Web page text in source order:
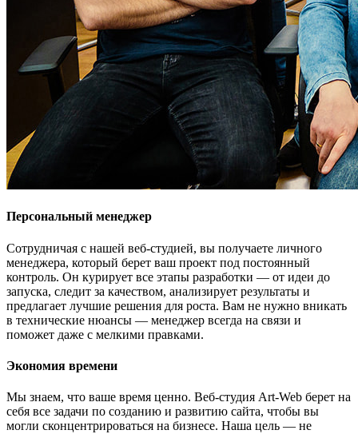
Персональный менеджер
Сотрудничая с нашей веб-студией, вы получаете личного
менеджера, который берет ваш проект под постоянный
контроль. Он курирует все этапы разработки — от идеи до
запуска, следит за качеством, анализирует результаты и
предлагает лучшие решения для роста. Вам не нужно вникать
в технические нюансы — менеджер всегда на связи и
поможет даже с мелкими правками.
Экономия времени
Мы знаем, что ваше время ценно. Веб-студия Art-Web берет на
себя все задачи по созданию и развитию сайта, чтобы вы
могли сконцентрироваться на бизнесе. Наша цель — не